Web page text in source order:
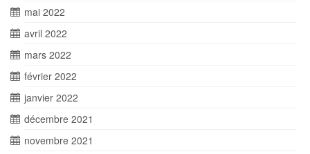
mai 2022
avril 2022
mars 2022
février 2022
janvier 2022
décembre 2021
novembre 2021